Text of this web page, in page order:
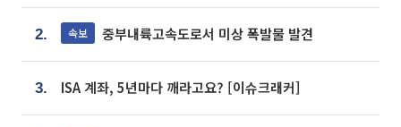
2. 속보 중부내륙고속도로서 미상 폭발물 발견
3. ISA 계좌, 5년마다 깨라고요? [이슈크래커]